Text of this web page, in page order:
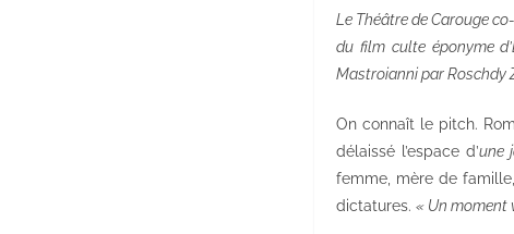
Le Théâtre de Carouge
du film culte éponyme
Mastroianni par Roschdy
On connaît le pitch.
délaissé l’espace d’une
femme, mère de
dictatures. « Un moment